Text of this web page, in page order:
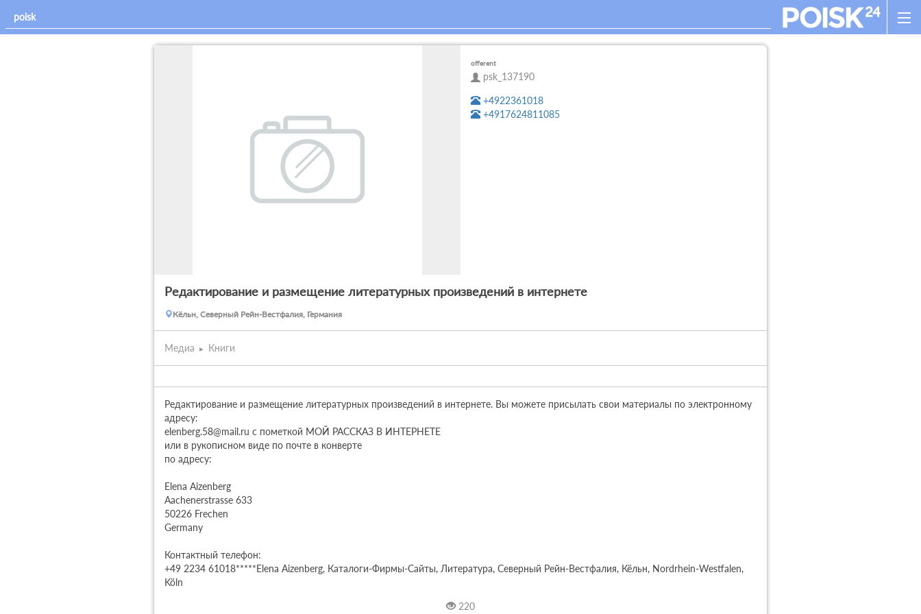
offerent
psk_137190
+4922361018
+4917624811085
Редактирование и размещение литературных произведений в интернете
Кёльн, Северный Рейн-Вестфалия, Германия
Медиа Книги
Редактирование и размещение литературных произведений в интернете. Вы можете присылать свои материалы по электронному
адресу:
elenberg.58@mail.ru c пометкой МОЙ РАССКАЗ В ИНТЕРНЕТЕ
или в рукописном виде по почте в конверте
по адресу:
Elena Aizenberg
Aachenerstrasse 633
50226 Frechen
Germany
Контактный телефон:
+49 2234 61018*****Elena Aizenberg, Каталоги-Фирмы-Сайты, Литература, Северный Рейн-Вестфалия, Кёльн, Nordrhein-Westfalen,
Köln
220